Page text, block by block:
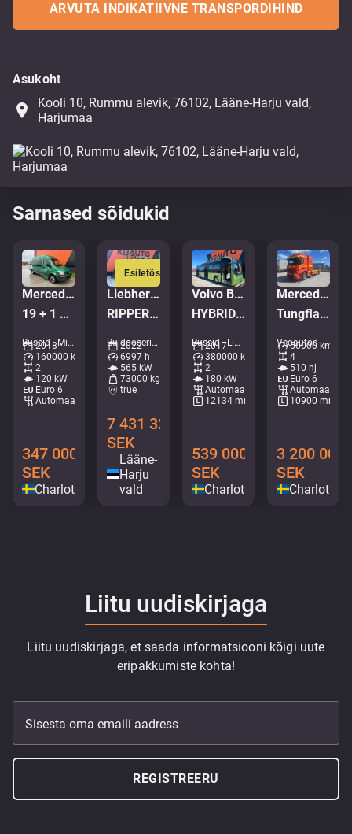
ARVUTA INDIKATIIVNE TRANSPORDIHIND
Asukoht
place
Kooli 10, Rummu alevik, 76102, Lääne-Harju vald,
Harjumaa
Sarnased sõidukid
Mercedes-Benz Sprinter 516 CDI
19 + 1 PLATSER/RULLSTOLSLYFT
Bussid - Minibussid • M306-8993
2018
160000 km
2
120 kW
Euro 6
Automaat
347 000
SEK
Charlottenberg
Esiletõstetud
Liebherr PR 776 G6.0
RIPPER / Service history available / Imported from Iceland
Buldooserid - Buldooserid • M961-0619
2022
6997 h
565 kW
73000 kg
true
7 431 328
SEK
Lääne-
Harju
vald
Volvo B5LH 7900 HC 4x2
HYBRID / AC / AUXILIARY HEATING
Bussid - Linnaliinibussid • M253-4323
2017
380000 km
2
180 kW
Automaat
12134 mm
539 000
SEK
Charlottenberg
Mercedes-Benz Arocs 3251
Tungflakbärgare FALKOM Scorpion
Veoautod - Puksiir • M052-6430
50000 km
4
510 hj
Euro 6
Automaat
10900 mm
3 200 000
SEK
Liitu uudiskirjaga
Liitu uudiskirjaga, et saada informatsiooni kõigi uute
eripakkumiste kohta!
Sisesta oma emaili aadress
REGISTREERU